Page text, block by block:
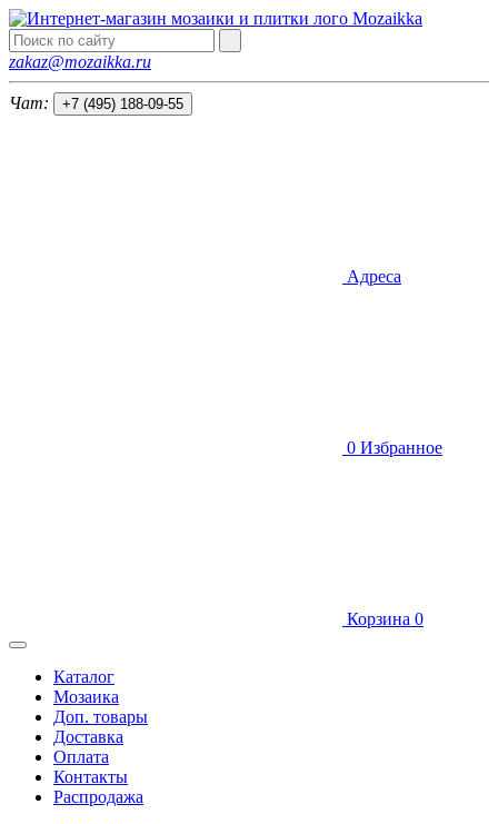
Mozaikka
zakaz@mozaikka.ru
Чат: +7 (495) 188-09-55
Адреса
0 Избранное
Корзина 0
Каталог
Мозаика
Доп. товары
Доставка
Оплата
Контакты
Распродажа